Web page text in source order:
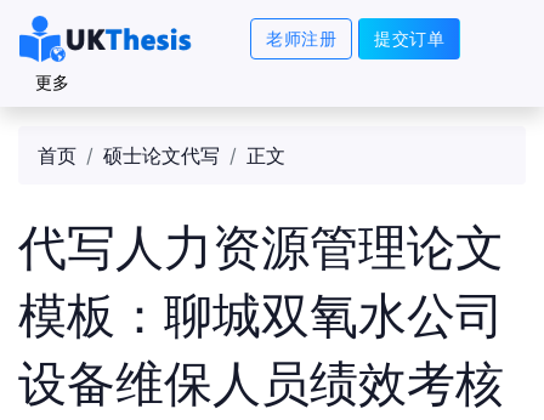
老师注册 提交订单
更多
首页 硕士论文代写 正文
代写人力资源管理论文
模板：聊城双氧水公司
设备维保人员绩效考核